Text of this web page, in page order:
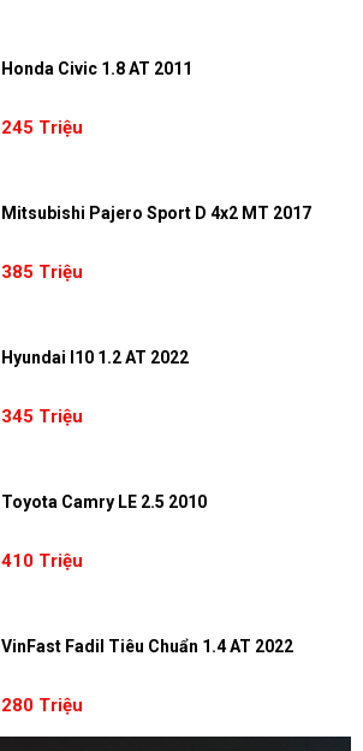
Honda Civic 1.8 AT 2011
245 Triệu
Mitsubishi Pajero Sport D 4x2 MT 2017
385 Triệu
Hyundai I10 1.2 AT 2022
345 Triệu
Toyota Camry LE 2.5 2010
410 Triệu
VinFast Fadil Tiêu Chuẩn 1.4 AT 2022
280 Triệu